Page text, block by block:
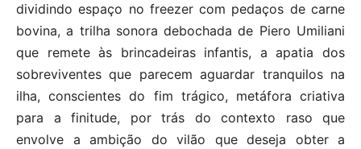
dividindo espaço no freezer com pedaços de carne
bovina, a trilha sonora debochada de Piero Umiliani
que remete às brincadeiras infantis, a apatia dos
sobreviventes que parecem aguardar tranquilos na
ilha, conscientes do fim trágico, metáfora criativa
para a finitude, por trás do contexto raso que
envolve a ambição do vilão que deseja obter a